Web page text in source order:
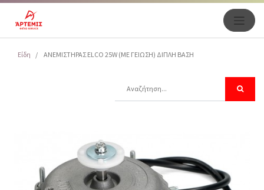
Είδη ΑΝΕΜΙΣΤΗΡΑΣ ELCO 25W (ME ΓΕΙΩΣΗ) ΔΙΠΛΗ ΒΑΣΗ